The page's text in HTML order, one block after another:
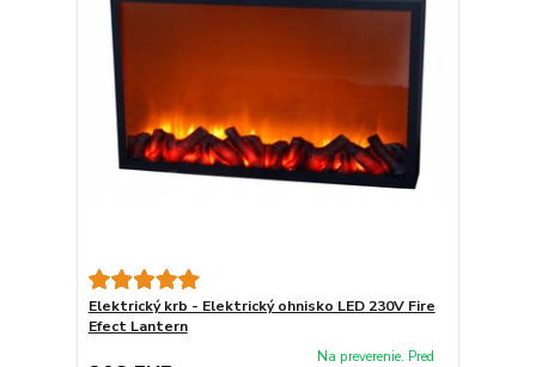
Elektrický krb - Elektrický ohnisko LED 230V Fire
Efect Lantern
Na preverenie. Pred